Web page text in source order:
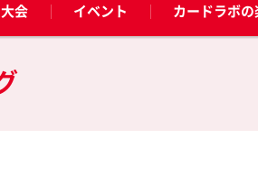
大会 イベント カードラボ